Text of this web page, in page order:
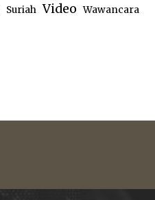
Suriah Video Wawancara